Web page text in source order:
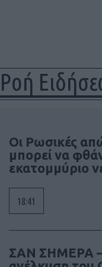
Ροή
Οι Ρωσικές
μπορεί να
εκατομμύριο
18:41
ΣΑΝ ΣΗΜΕΡΑ –